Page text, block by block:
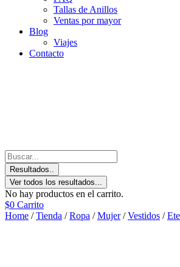
Tallas de Anillos
Ventas por mayor
Blog
Viajes
Contacto
Resultados..
Ver todos los resultados...
No hay productos en el carrito.
$0 Carrito
Home /Tienda /Ropa /Mujer/Vestidos /